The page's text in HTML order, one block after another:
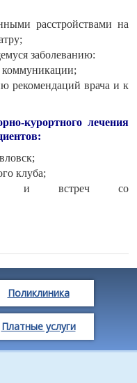
расстройствами на
заболеванию:
рекомендаций врача и к
курортного лечения
клуба;
и встреч со
Поликлиника
Платные услуги